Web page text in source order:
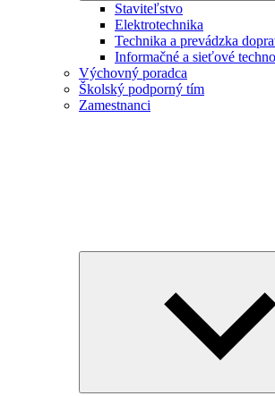
Staviteľstvo
Elektrotechnika
Technika a prevádzka
Informačné a sieťové
Výchovný poradca
Školský podporný tím
Zamestnanci